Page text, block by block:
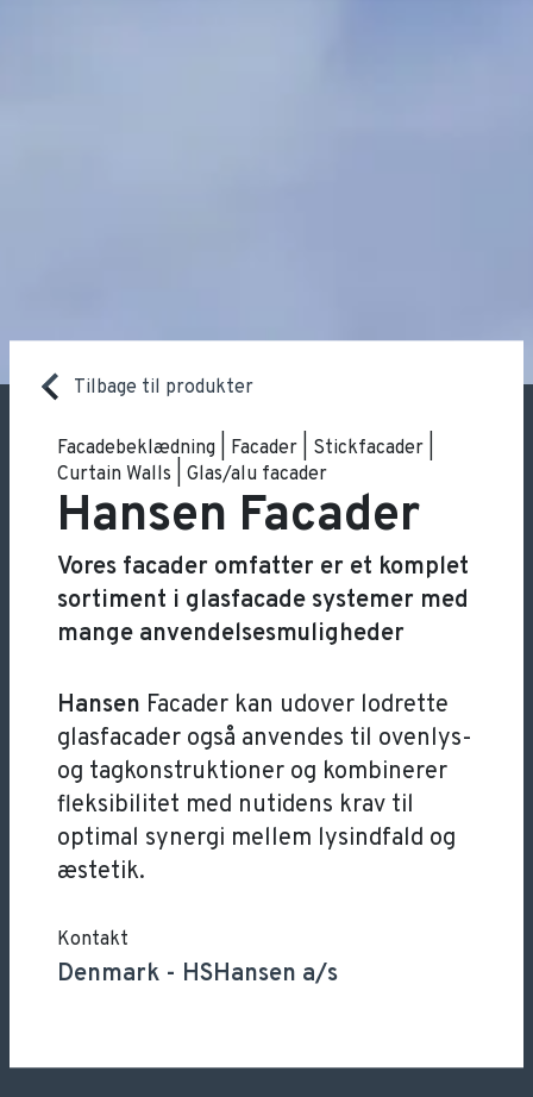
Tilbage til produkter
Facadebeklædning | Facader | Stickfacader |
Curtain Walls | Glas/alu facader
Hansen Facader
Vores facader omfatter er et komplet
sortiment i glasfacade systemer med
mange anvendelsesmuligheder
Hansen Facader kan udover lodrette
glasfacader også anvendes til ovenlys-
og tagkonstruktioner og kombinerer
fleksibilitet med nutidens krav til
optimal synergi mellem lysindfald og
æstetik.
Kontakt
Denmark - HSHansen a/s